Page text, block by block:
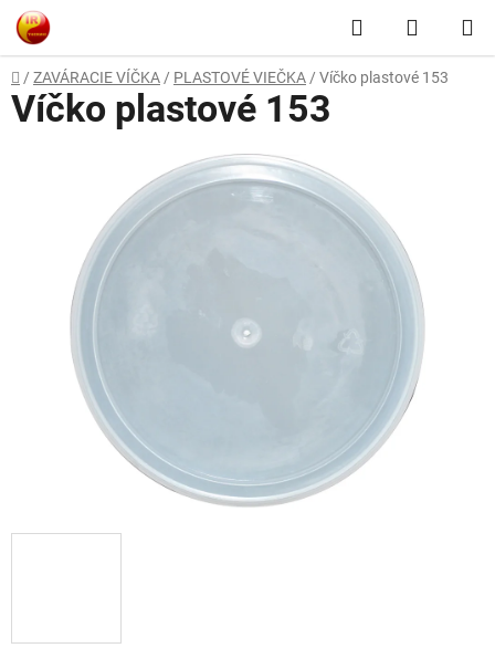
Prejsť
na
obsah
Hľadať
KOŠÍK
Domov
/ ZAVÁRACIE VÍČKA / PLASTOVÉ VIEČKA / Víčko plastové 153
Víčko plastové 153